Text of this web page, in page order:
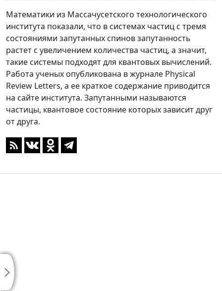
Математики из Массачусетского технологического
института показали, что в системах частиц с тремя
состояниями запутанных спинов запутанность
растет с увеличением количества частиц, а значит,
такие системы подходят для квантовых вычислений.
Работа ученых опубликована в журнале Physical
Review Letters, а ее краткое содержание приводится
на сайте института. Запутанными называются
частицы, квантовое состояние которых зависит друг
от друга.